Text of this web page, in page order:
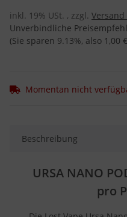
inkl. 19% USt. , zzgl. Versand
Unverbindliche
(Sie sparen 9.13%, also 1,00 €
Momentan nicht
Beschreibung
URSA NANO
pro